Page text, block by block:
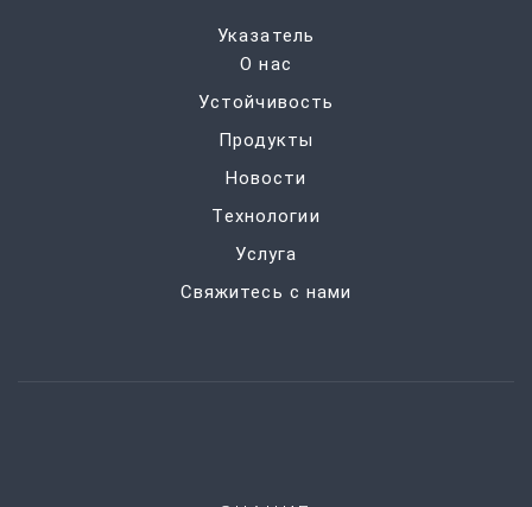
Указатель
О нас
Устойчивость
Продукты
Новости
Технологии
Услуга
Свяжитесь с нами